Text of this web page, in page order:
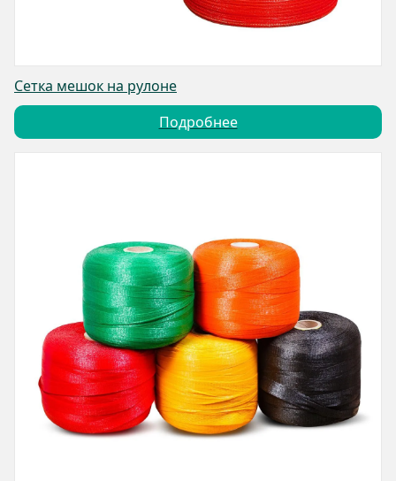
Сетка мешок на рулоне
Подробнее